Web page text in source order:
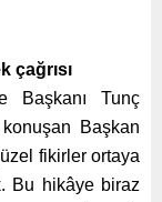
çağrısı
Başkanı Tunç
konuşan Başkan
fikirler ortaya
Bu hikâye biraz